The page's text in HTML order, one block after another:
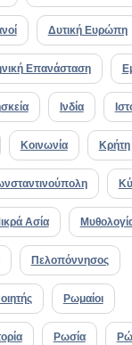
Δυτική Ευρώπη
Επανάσταση
Ινδία
Κοινωνία Κρήτη
Ασία
Πελοπόννησος
Ρωμαίοι
Ρωσία